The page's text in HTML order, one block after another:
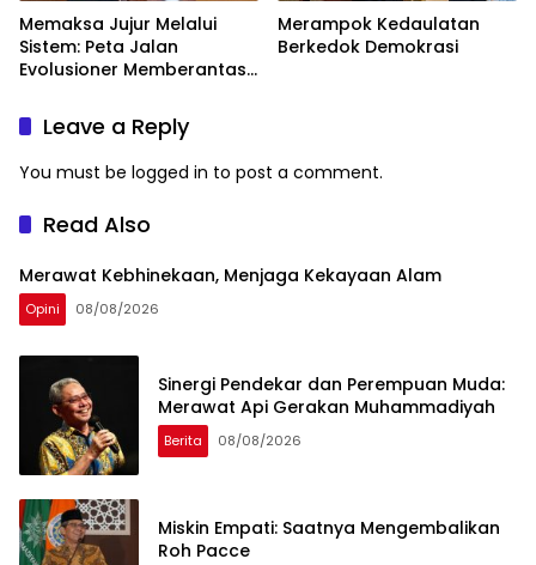
Memaksa Jujur Melalui
Sistem: Peta Jalan
Evolusioner Memberantas
Merampok Kedaulatan
Berkedok Demokrasi
Leave a Reply
You must be logged in to post a comment.
Read Also
Merawat Kebhinekaan, Menjaga Kekayaan Alam
Opini 08/08/2026
Sinergi Pendekar dan Perempuan Muda:
Merawat Api Gerakan Muhammadiyah
Berita 08/08/2026
Miskin Empati: Saatnya Mengembalikan
Roh Pacce